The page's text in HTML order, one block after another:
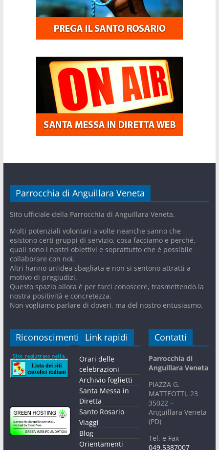
Parrocchia di Anguillara Veneta
Sito ufficiale della Parrocchia di Anguillara Veneta.
Molti potenziali volontari a volte neanche sanno che
esistono certi gruppi di servizio, cosa facciamo e perché,
quali sono i nostri obiettivi e soprattutto che è possibile
collaborare con noi.
Altri hanno un’idea sbagliata e non si sentono attratti a
motivo di pregiudizi.
Questo spazio allora è per farci conoscere, trasmettendo la
nostra positività e concretezza.
Non vogliamo parlare di doveri, ma del nostro entusiasmo.
Riconoscimenti Link rapidi
Orari delle
celebrazioni
Archivio foglietti
Santa Messa in
Diretta
Santo Rosario
Viaggi
Blog
Orientamenti
Contatti
Parrocchia di
Anguillara Veneta
PIAZZA G.
MATTEOTTI, 23
35022 –
Anguillara Veneta
(PD)
Tel. e Fax
049.5387007